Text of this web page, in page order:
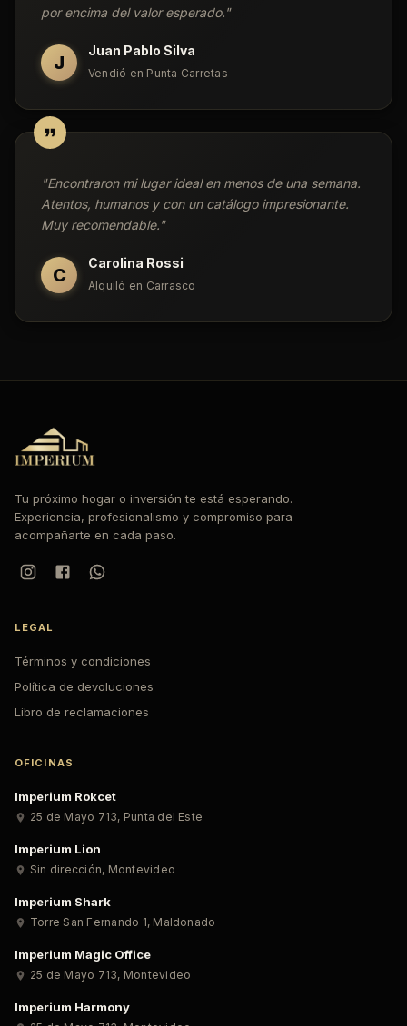
por encima del valor esperado."
J
Juan Pablo Silva
Vendió en Punta Carretas
"Encontraron mi lugar ideal en menos de una semana.
Atentos, humanos y con un catálogo impresionante.
Muy recomendable."
C
Carolina Rossi
Alquiló en Carrasco
Tu próximo hogar o inversión te está esperando.
Experiencia, profesionalismo y compromiso para
acompañarte en cada paso.
LEGAL
Términos y condiciones
Política de devoluciones
Libro de reclamaciones
OFICINAS
Imperium Rokcet
25 de Mayo 713, Punta del Este
Imperium Lion
Sin dirección, Montevideo
Imperium Shark
Torre San Fernando 1, Maldonado
Imperium Magic Office
25 de Mayo 713, Montevideo
Imperium Harmony